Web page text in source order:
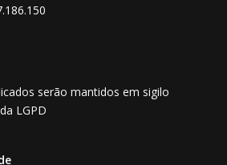
serão mantidos em sigilo
LGPD